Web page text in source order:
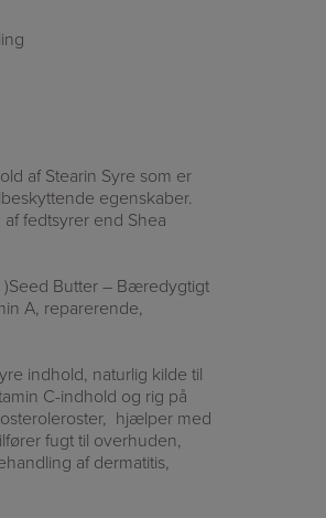
af Stearin Syre som er
egenskaber.
fedtsyrer end Shea
Butter – Bæredygtigt
A, reparerende,
indhold, naturlig kilde til
C-indhold og rig på
hjælper med
fugt til overhuden,
af dermatitis,